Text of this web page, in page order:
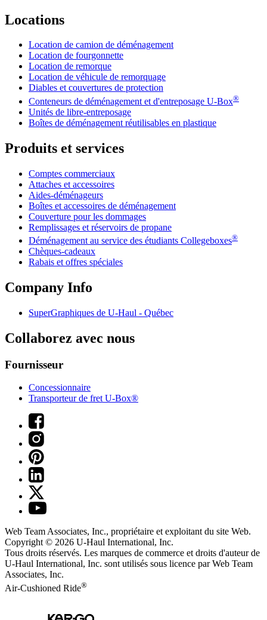
Locations
Location de camion de déménagement
Location de fourgonnette
Location de remorque
Location de véhicule de remorquage
Diables et couvertures de protection
Conteneurs de déménagement et d'entreposage U-Box®
Unités de libre-entreposage
Boîtes de déménagement réutilisables en plastique
Produits et services
Comptes commerciaux
Attaches et accessoires
Aides-déménageurs
Boîtes et accessoires de déménagement
Couverture pour les dommages
Remplissages et réservoirs de propane
Déménagement au service des étudiants Collegeboxes®
Chèques-cadeaux
Rabais et offres spéciales
Company Info
SuperGraphiques de U-Haul - Québec
Collaborez avec nous
Fournisseur
Concessionnaire
Transporteur de fret U-Box®
Web Team Associates, Inc., propriétaire et exploitant du site Web.
Copyright © 2026 U-Haul International, Inc.
Tous droits réservés. Les marques de commerce et droits d'auteur de
U-Haul International, Inc. sont utilisés sous licence par Web Team
Associates, Inc.
Air-Cushioned Ride®